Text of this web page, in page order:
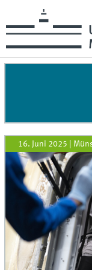
16. Juni 2025